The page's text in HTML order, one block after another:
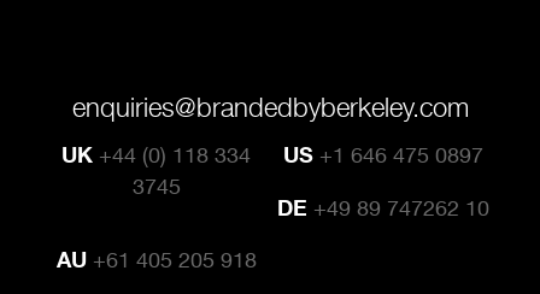
enquiries@brandedbyberkeley.com
UK +44 (0) 118 334
3745
US +1 646 475 0897
DE +49 89 747262 10
AU +61 405 205 918